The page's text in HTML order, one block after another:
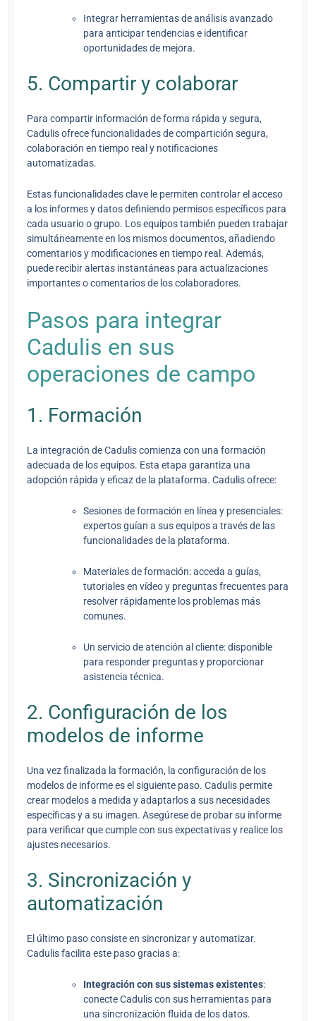
Integrar herramientas de análisis avanzado
para anticipar tendencias e identificar
oportunidades de mejora.
5. Compartir y colaborar
Para compartir información de forma rápida y segura,
Cadulis ofrece funcionalidades de compartición segura,
colaboración en tiempo real y notificaciones
automatizadas.
Estas funcionalidades clave le permiten controlar el acceso
a los informes y datos definiendo permisos específicos para
cada usuario o grupo. Los equipos también pueden trabajar
simultáneamente en los mismos documentos, añadiendo
comentarios y modificaciones en tiempo real. Además,
puede recibir alertas instantáneas para actualizaciones
importantes o comentarios de los colaboradores.
Pasos para integrar
Cadulis en sus
operaciones de campo
1. Formación
La integración de Cadulis comienza con una formación
adecuada de los equipos. Esta etapa garantiza una
adopción rápida y eficaz de la plataforma. Cadulis ofrece:
Sesiones de formación en línea y presenciales:
expertos guían a sus equipos a través de las
funcionalidades de la plataforma.
Materiales de formación: acceda a guías,
tutoriales en vídeo y preguntas frecuentes para
resolver rápidamente los problemas más
comunes.
Un servicio de atención al cliente: disponible
para responder preguntas y proporcionar
asistencia técnica.
2. Configuración de los
modelos de informe
Una vez finalizada la formación, la configuración de los
modelos de informe es el siguiente paso. Cadulis permite
crear modelos a medida y adaptarlos a sus necesidades
específicas y a su imagen. Asegúrese de probar su informe
para verificar que cumple con sus expectativas y realice los
ajustes necesarios.
3. Sincronización y
automatización
El último paso consiste en sincronizar y automatizar.
Cadulis facilita este paso gracias a:
Integración con sus sistemas existentes:
conecte Cadulis con sus herramientas para
una sincronización fluida de los datos.